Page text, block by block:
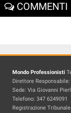
COMMENTI
Mondo Professionisti
Direttore
Sede: Via Giovanni
Telefono: 347 6249091
Registrazione